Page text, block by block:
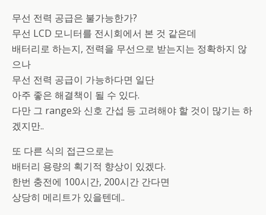
무선 전력 공급은 불가능한가?
무선 LCD 모니터를 전시회에서 본 것 같은데
배터리로 하는지, 전력을 무선으로 받는지는 정확하지 않
으나
무선 전력 공급이 가능하다면 일단
아주 좋은 해결책이 될 수 있다.
다만 그 range와 신호 간섭 등 고려해야 할 것이 많기는 하
겠지만..
또 다른 식의 접근으로는
배터리 용량의 획기적 향상이 있겠다.
한번 충전에 100시간, 200시간 간다면
상당히 메리트가 있을텐데..